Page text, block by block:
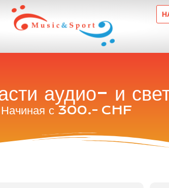
аудио- и
Начиная с 300.- CHF